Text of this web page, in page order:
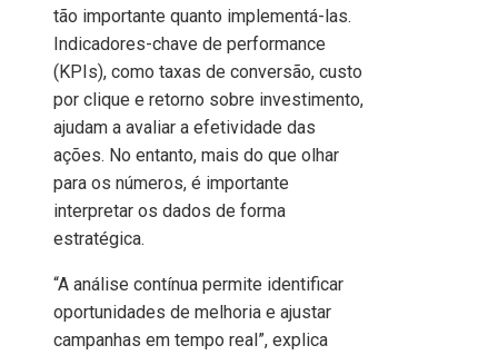
tão importante quanto implementá-las.
Indicadores-chave de performance
(KPIs), como taxas de conversão, custo
por clique e retorno sobre investimento,
ajudam a avaliar a efetividade das
ações. No entanto, mais do que olhar
para os números, é importante
interpretar os dados de forma
estratégica.
“A análise contínua permite identificar
oportunidades de melhoria e ajustar
campanhas em tempo real”, explica